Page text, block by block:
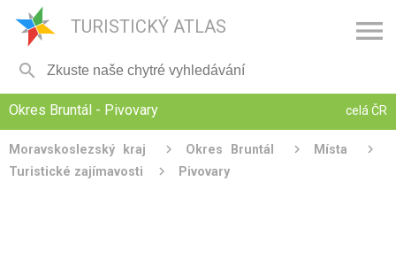
TURISTICKÝ ATLAS 

Okres Bruntál - Pivovary celá ČR
Moravskoslezský kraj Okres Bruntál
Místa
Turistické zajímavosti
Pivovary